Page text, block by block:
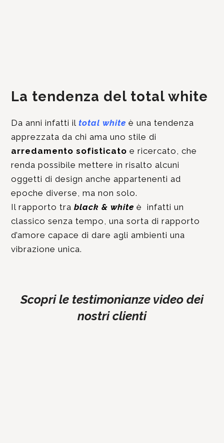
La tendenza del total white
Da anni infatti iltotal white è una tendenza
apprezzata da chi ama uno stile di
arredamento sofisticato e ricercato, che
renda possibile mettere in risalto alcuni
oggetti di design anche appartenenti ad
epoche diverse, ma non solo.
Il rapporto trablack & white è infatti un
classico senza tempo, una sorta di rapporto
d’amore capace di dare agli ambienti una
vibrazione unica.
Scopri le testimonianze video dei
nostri clienti